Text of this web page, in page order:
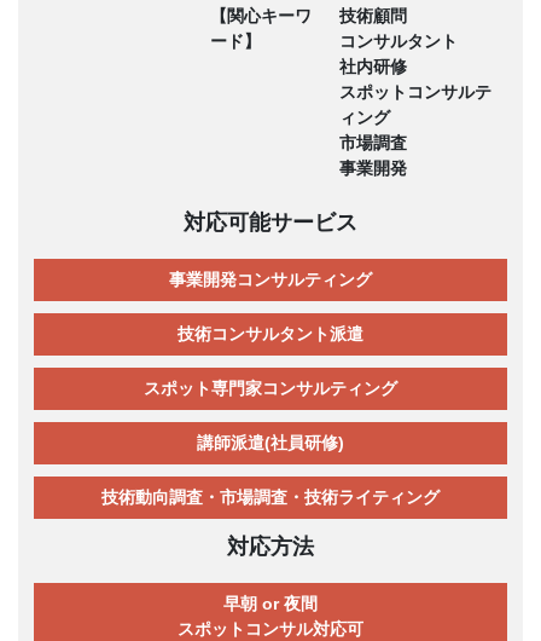
【関心キーワ
ード】
技術顧問
コンサルタント
社内研修
スポットコンサルテ
ィング
市場調査
事業開発
対応可能サービス
事業開発コンサルティング
技術コンサルタント派遣
スポット専門家コンサルティング
講師派遣(社員研修)
技術動向調査・市場調査・技術ライティング
対応方法
早朝 or 夜間
スポットコンサル対応可